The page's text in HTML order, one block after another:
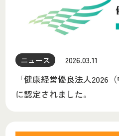
ニュース 2026.03.11
「健康経営優良法人2026
に認定されました。